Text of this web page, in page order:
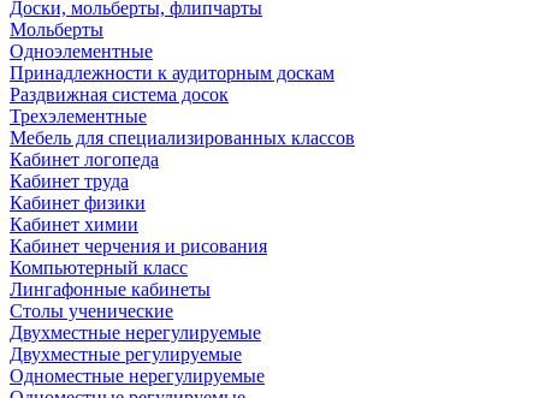
Доски, мольберты, флипчарты
Мольберты
Одноэлементные
Принадлежности к аудиторным доскам
Раздвижная система досок
Трехэлементные
Мебель для специализированных классов
Кабинет логопеда
Кабинет труда
Кабинет физики
Кабинет химии
Кабинет черчения и рисования
Компьютерный класс
Лингафонные кабинеты
Столы ученические
Двухместные нерегулируемые
Двухместные регулируемые
Одноместные нерегулируемые